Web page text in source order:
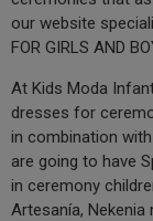
our website
FOR GIRLS AND
At Kids Moda
dresses for
in combination
are going to have
in ceremony
Artesanía,